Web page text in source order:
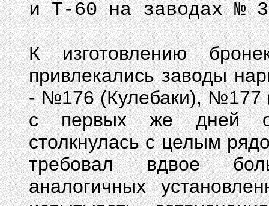
и Т-60 на заводах №
К изготовлению
привлекались заводы
- №176 (Кулебаки), №177
с первых же дней
столкнулась с целым
требовал вдвое
аналогичных